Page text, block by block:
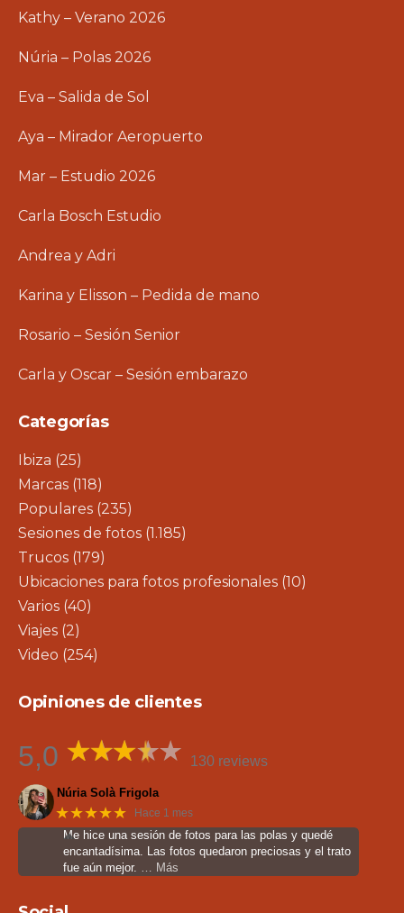
Kathy – Verano 2026
Núria – Polas 2026
Eva – Salida de Sol
Aya – Mirador Aeropuerto
Mar – Estudio 2026
Carla Bosch Estudio
Andrea y Adri
Karina y Elisson – Pedida de mano
Rosario – Sesión Senior
Carla y Oscar – Sesión embarazo
Categorías
Ibiza (25)
Marcas (118)
Populares (235)
Sesiones de fotos (1.185)
Trucos (179)
Ubicaciones para fotos profesionales (10)
Varios (40)
Viajes (2)
Video (254)
Opiniones de clientes
5,0 130 reviews
Núria Solà Frigola
★★★★★ Hace 1 mes
Me hice una sesión de fotos para las polas y quedé
encantadísima. Las fotos quedaron preciosas y el trato
fue aún mejor.
… Más